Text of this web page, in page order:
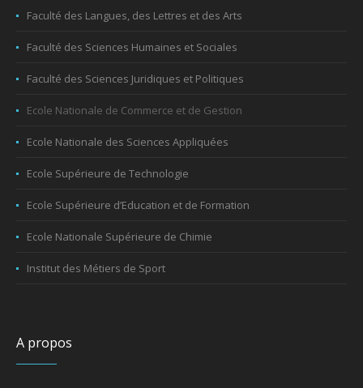
Faculté des Langues, des Lettres et des Arts
Faculté des Sciences Humaines et Sociales
Faculté des Sciences Juridiques et Politiques
Ecole Nationale de Commerce et de Gestion
Ecole Nationale des Sciences Appliquées
Ecole Supérieure de Technologie
Ecole Supérieure d’Education et de Formation
Ecole Nationale Supérieure de Chimie
Institut des Métiers de Sport
A propos